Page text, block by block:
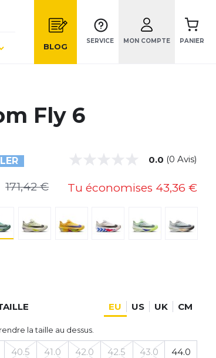
BLOG
SERVICE MON COMPTE PANIER
Fly 6
0.0 (0 Avis)
171,42 € Tu économises 43,36 €
EU US UK CM
la taille au dessus.
40.5 41.0 42.0 42.5 43.0 44.0